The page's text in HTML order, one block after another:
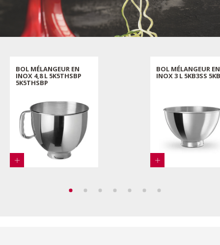
BOL MÉLANGEUR EN
INOX 4,8 L 5K5THSBP
5K5THSBP
BOL MÉLANGEUR EN
INOX 3 L 5KB3SS